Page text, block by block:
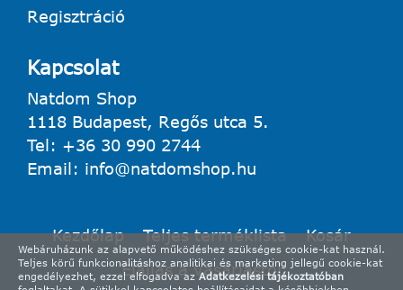
Webáruházunk az alapvető működéshez szükséges cookie-kat használ.
Teljes körű funkcionalitáshoz analitikai és marketing jellegű cookie-kat
engedélyezhet, ezzel elfogadva azAdatkezelési tájékoztatóban
Regisztráció
Kapcsolat
Natdom Shop
1118 Budapest, Regős utca 5.
Tel: +36 30 990 2744
Email: info@natdomshop.hu
Kezdőlap Teljes terméklista
Kosár
Elállás a vásárlástól